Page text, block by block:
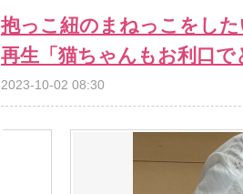
抱っこ紐のまねっこをし
再生「猫ちゃんもお利口
2023-10-02 08:30